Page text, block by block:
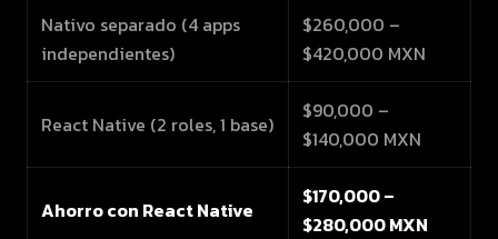
Nativo separado (4 apps
independientes)
$260,000 –
$420,000 MXN
React Native (2 roles, 1 base)
$90,000 –
$140,000 MXN
Ahorro con React Native
$170,000 –
$280,000 MXN